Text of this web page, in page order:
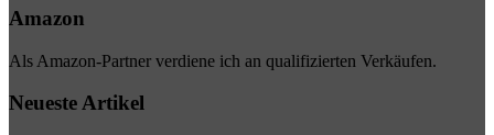
Amazon
Als Amazon-Partner verdiene ich an qualifizierten Verkäufen.
Neueste Artikel